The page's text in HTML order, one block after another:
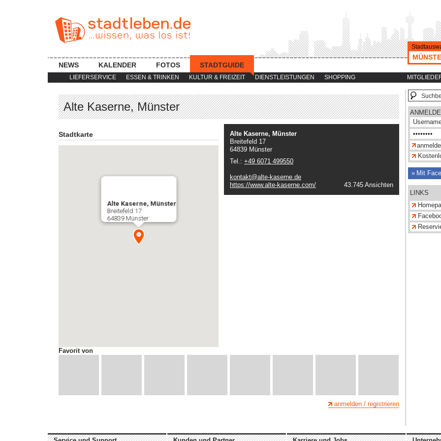
LIEFERSERVICE ESSEN & TRINKEN KULTUR & FREIZEIT DIENSTLEISTUNGEN SHOPPING
NEWS KALENDER FOTOS STADTGUIDE
Alte Kaserne, Münster
Stadtkarte
Alte Kaserne, Münster
Breitefeld 17
64839 Münster
Alte Kaserne, Münster
Breitefeld 17
64839 Münster
Tel.: +49 6071 499550
kontakt@alte-kaserne.de
43.745 Ansichten
https://www.alte-kaserne.com/
Favorit von
anmelden / registrieren
Mit
LINKS